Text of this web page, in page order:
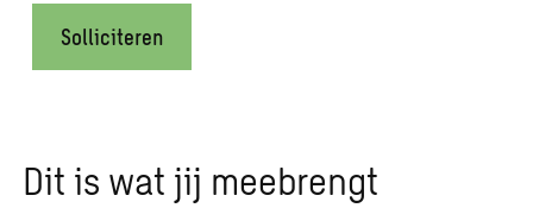
Solliciteren
Dit is wat jij meebrengt